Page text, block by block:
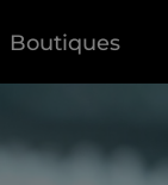
Boutiques